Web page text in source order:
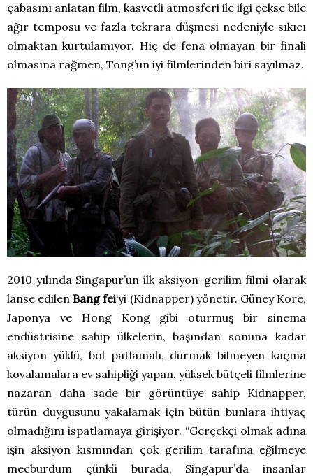
çabasını anlatan film, kasvetli atmosferi ile ilgi çekse bile
ağır temposu ve fazla tekrara düşmesi nedeniyle sıkıcı
olmaktan kurtulamıyor. Hiç de fena olmayan bir finali
olmasına rağmen, Tong’un iyi filmlerinden biri sayılmaz.
2010 yılında Singapur’un ilk aksiyon-gerilim filmi olarak
lanse edilen Bang fei‘yi (Kidnapper) yönetir. Güney Kore,
Japonya ve Hong Kong gibi oturmuş bir sinema
endüstrisine sahip ülkelerin, başından sonuna kadar
aksiyon yüklü, bol patlamalı, durmak bilmeyen kaçma
kovalamalara ev sahipliği yapan, yüksek bütçeli filmlerine
nazaran daha sade bir görüntüye sahip Kidnapper,
türün duygusunu yakalamak için bütün bunlara ihtiyaç
olmadığını ispatlamaya girişiyor. “Gerçekçi olmak adına
işin aksiyon kısmından çok gerilim tarafına eğilmeye
mecburdum çünkü burada, Singapur’da insanlar